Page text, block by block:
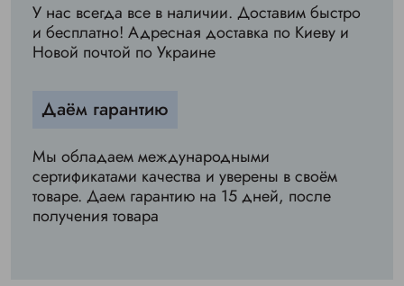
У нас всегда все в наличии. Доставим быстро
и бесплатно! Адресная доставка по Киеву и
Новой почтой по Украине
Даём гарантию
Мы обладаем международными
сертификатами качества и уверены в своём
товаре. Даем гарантию на 15 дней, после
получения товара